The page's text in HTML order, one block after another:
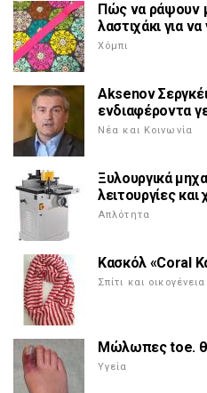
Πώς να ράψουν
λαστιχάκι για
Χόμπι
Aksenov
ενδιαφέροντα
Νέα και Κοινωνία
Ξυλουργικά
λειτουργίες και
Απλότητα
Κασκόλ «Coral
Σπίτι και οικογένεια
Μώλωπες toe.
Υγεία